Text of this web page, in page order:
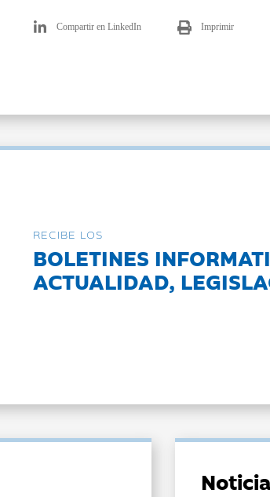
Compartir en LinkedIn Imprimir
RECIBE LOS
BOLETINES
ACTUALIDAD,